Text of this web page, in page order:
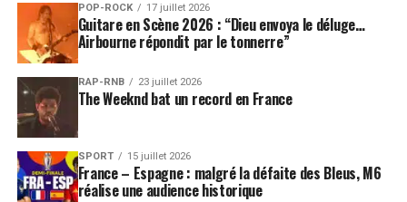
POP-ROCK 17 juillet 2026
Guitare en Scène 2026 : “Dieu envoya le déluge…
Airbourne répondit par le tonnerre”
RAP-RNB 23 juillet 2026
The Weeknd bat un record en France
SPORT 15 juillet 2026
France – Espagne : malgré la défaite des Bleus, M6
réalise une audience historique